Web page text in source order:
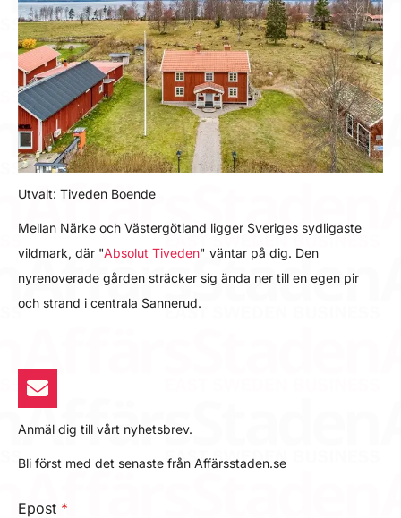
Utvalt: Tiveden Boende
Mellan Närke och Västergötland ligger Sveriges sydligaste
vildmark, där "Absolut Tiveden" väntar på dig. Den
nyrenoverade gården sträcker sig ända ner till en egen pir
och strand i centrala Sannerud.
Anmäl dig till vårt nyhetsbrev.
Bli först med det senaste från Affärsstaden.se
Epost *